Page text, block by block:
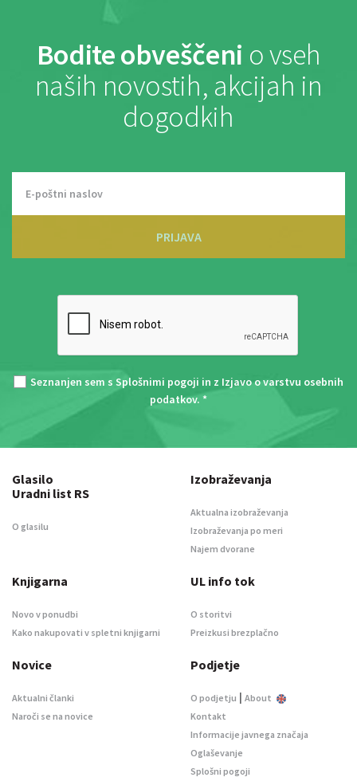
Bodite obveščeni o vseh
naših novostih, akcijah in
dogodkih
PRIJAVA
Seznanjen sem s Splošnimi pogoji in z Izjavo o varstvu osebnih
podatkov. *
Glasilo
Uradni list RS
O glasilu
Izobraževanja
Aktualna izobraževanja
Izobraževanja po meri
Najem dvorane
Knjigarna
Novo v ponudbi
Kako nakupovati v spletni knjigarni
UL info tok
O storitvi
Preizkusi brezplačno
Novice
Aktualni članki
Naroči se na novice
Podjetje
O podjetju | About
Kontakt
Informacije javnega značaja
Oglaševanje
Splošni pogoji